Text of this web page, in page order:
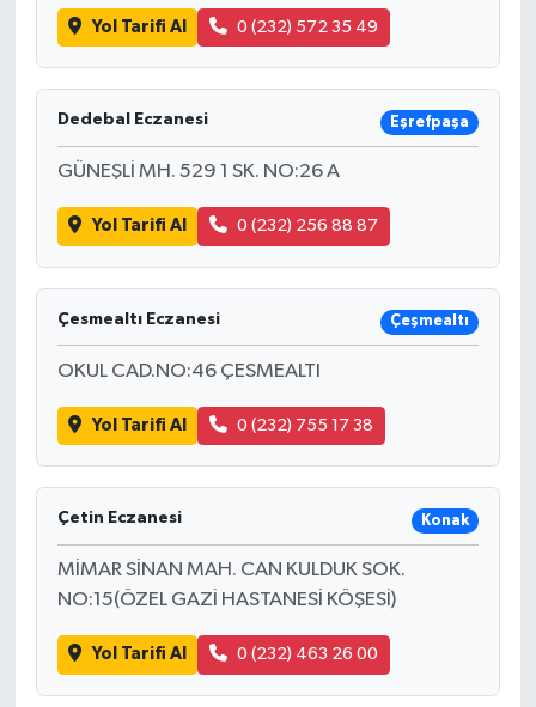
Yol Tarifi Al 0 (232) 572 35 49
Dedebal Eczanesi Eşrefpaşa
GÜNEŞLİ MH. 529 1 SK. NO:26 A
Yol Tarifi Al 0 (232) 256 88 87
Çesmealtı Eczanesi Çeşmealtı
OKUL CAD.NO:46 ÇESMEALTI
Yol Tarifi Al 0 (232) 755 17 38
Çetin Eczanesi Konak
MİMAR SİNAN MAH. CAN KULDUK SOK.
NO:15(ÖZEL GAZİ HASTANESİ KÖŞESİ)
Yol Tarifi Al 0 (232) 463 26 00